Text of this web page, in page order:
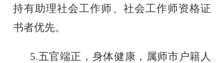
持有助理社会工作师、社会工作师资格证
书者优先。
5.五官端正，身体健康，属师市户籍人